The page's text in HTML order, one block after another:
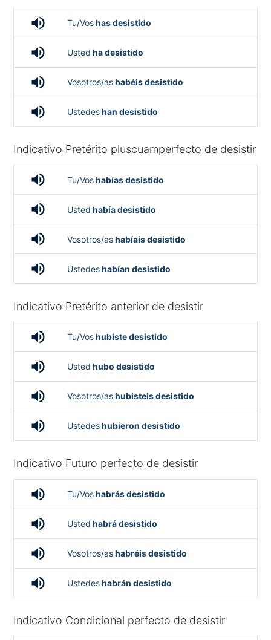
volume_up Tu/Voshas desistido
volume_up Usted ha desistido
volume_up Vosotros/ashabéis desistido
volume_up Ustedeshan desistido
Indicativo Pretérito pluscuamperfecto de desistir
volume_up Tu/Voshabías desistido
volume_up Usted había desistido
volume_up Vosotros/ashabíais desistido
volume_up Ustedeshabían desistido
Indicativo Pretérito anterior de desistir
volume_up Tu/Voshubiste desistido
volume_up Usted hubo desistido
volume_up Vosotros/ashubisteis desistido
volume_up Ustedeshubieron desistido
Indicativo Futuro perfecto de desistir
volume_up Tu/Voshabrás desistido
volume_up Usted habrá desistido
volume_up Vosotros/ashabréis desistido
volume_up Ustedeshabrán desistido
Indicativo Condicional perfecto de desistir